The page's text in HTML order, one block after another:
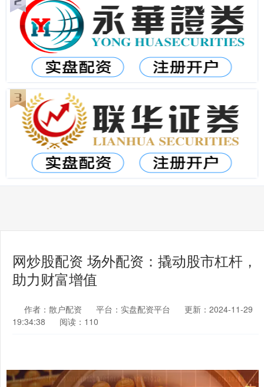
网炒股配资 场外配资：撬动股市杠杆，
助力财富增值
作者：散户配资 平台：实盘配资平台
更新：2024-11-29
19:34:38
阅读：110